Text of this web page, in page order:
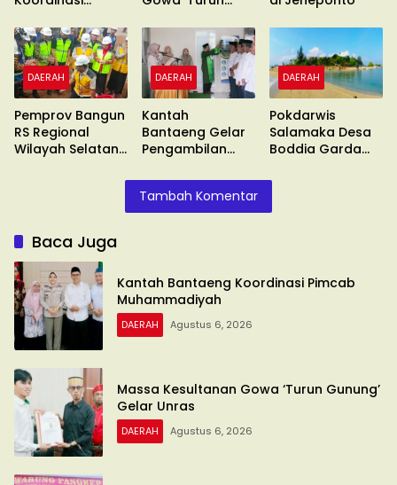
Muhammadiyah
Unras
DAERAH
Pemprov Bangun
RS Regional
Wilayah Selatan
DAERAH
Kantah
Bantaeng Gelar
Pengambilan
DAERAH
Pokdarwis
Salamaka Desa
Boddia Garda
Tambah Komentar
Baca Juga
Kantah Bantaeng Koordinasi Pimcab
Muhammadiyah
DAERAH Agustus 6, 2026
Massa Kesultanan Gowa ‘Turun Gunung’
Gelar Unras
DAERAH Agustus 6, 2026